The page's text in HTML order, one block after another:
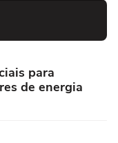
para
de energia